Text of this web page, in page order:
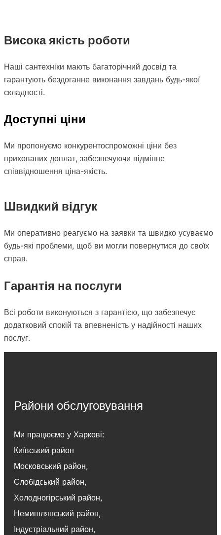
Висока якість роботи
Наші сантехніки мають багаторічний досвід та
гарантують бездоганне виконання завдань будь-якої
складності.
Доступні ціни
Ми пропонуємо конкурентоспроможні ціни без
прихованих доплат, забезпечуючи відмінне
співвідношення ціна-якість.
Швидкий відгук
Ми оперативно реагуємо на заявки та швидко усуваємо
будь-які проблеми, щоб ви могли повернутися до своїх
справ.
Гарантія на послуги
Всі роботи виконуються з гарантією, що забезпечує
додатковий спокій та впевненість у надійності наших
послуг.
Райони обслуговування
Ми працюємо у Харкові:
Київський район
Московський район,
Слобідський район,
Холодногірський район,
Немишлянський район,
Індустріальний район,